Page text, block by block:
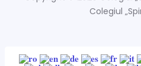
Colegiul